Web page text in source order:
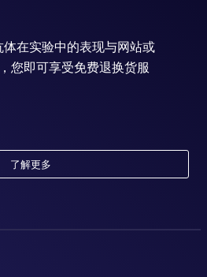
在实验中的表现与网站或
您即可享受免费退换货服
了解更多